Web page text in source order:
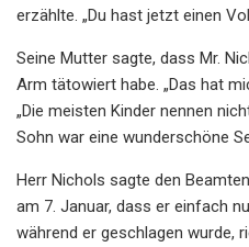
erzählte. „Du hast jetzt einen
Seine Mutter sagte, dass Mr.
Arm tätowiert habe. „Das hat
„Die meisten Kinder nennen
Sohn war eine wunderschöne
Herr Nichols sagte den
am 7. Januar, dass er einfach
während er geschlagen wurde,